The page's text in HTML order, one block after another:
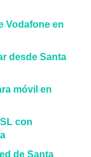
Vodafone en
desde Santa
móvil en
con
de Santa